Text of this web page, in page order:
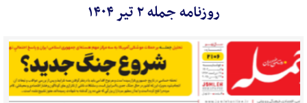
روزنامه جمله ۲ تیر ۱۴۰۴